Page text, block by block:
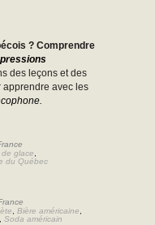
? Comprendre
des leçons et des
apprendre avec les
de glace,
du Québec
, Bière américaine,
, Soda américain